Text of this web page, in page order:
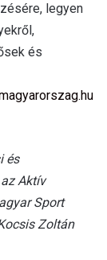
legyen
és
és
Aktív
Sport
Zoltán